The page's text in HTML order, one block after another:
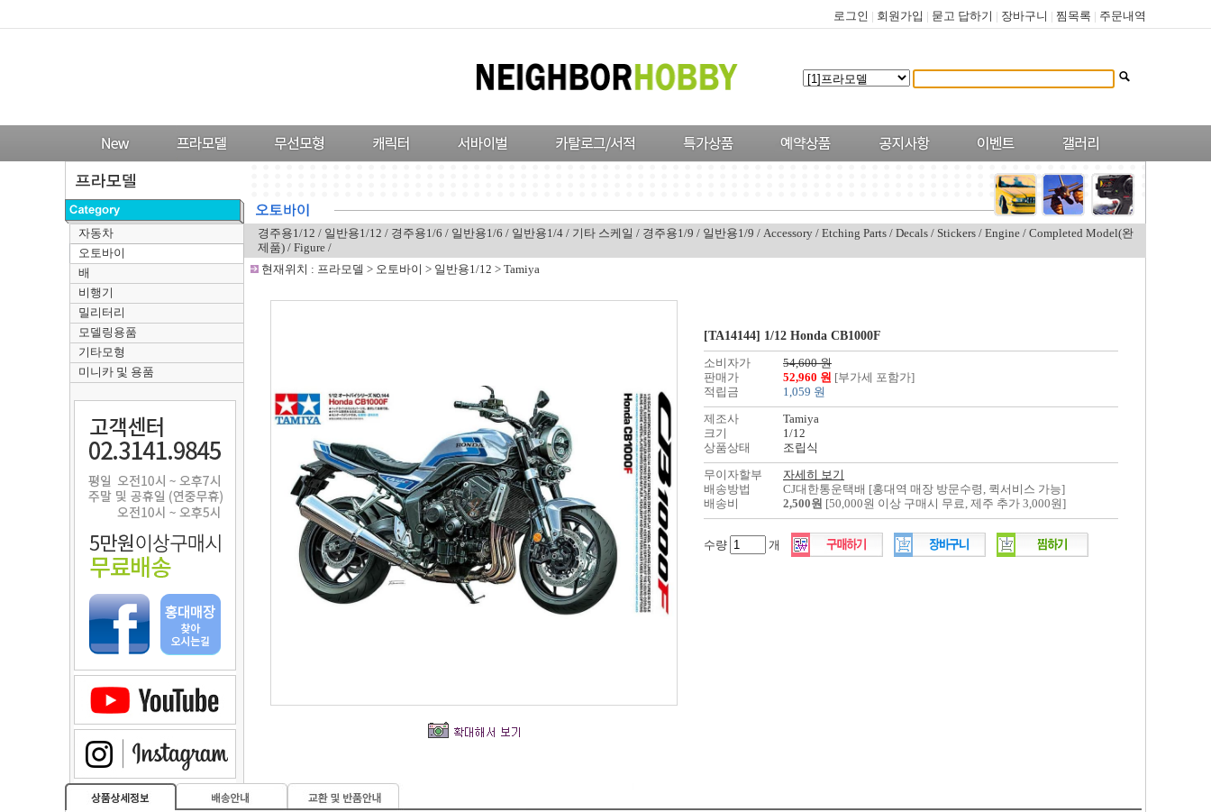
로그인 | 회원가입 | 묻고 답하기 | 장바구니 | 찜목록 | 주문내역
자동차
오토바이
배
비행기
밀리터리
모델링용품
기타모형
미니카 및 용품
경주용1/12 / 일반용1/12 / 경주용1/6 / 일반용1/6 / 일반용1/4 / 기타 스케일 / 경주용1/9 / 일반용1/9 / Accessory / Etching Parts / Decals / Stickers / Engine / Completed Model(완
제품) / Figure /
현재위치 : 프라모델 > 오토바이 > 일반용1/12 > Tamiya
[TA14144] 1/12 Honda CB1000F
소비자가
54,600 원
판매가
52,960 원 [부가세 포함가]
적립금
1,059 원
제조사
Tamiya
크기
1/12
상품상태
조립식
무이자할부
자세히 보기
배송방법
CJ대한통운택배 [홍대역 매장 방문수령, 퀵서비스 가능]
배송비
2,500원 [50,000원 이상 구매시 무료, 제주 추가 3,000원]
수량 개